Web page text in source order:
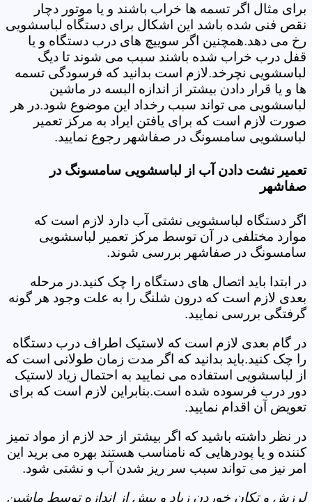
برای مثال اگر تسمه ها خراب باشند و یا موتور دچار
نقص فنی شده باشد این اشکال برای دستگاه لباسشویی
رخ می دهد.همچنین اگر سوییچ های درب دستگاه و یا
قفل درب خراب شده باشند سبب می شوند تا دیگ
لباسشویی نچرخد.لازم است بدانید که فرسودگی تسمه
ها و یا قرار دادن بیشتر از اندازه البسه در ماشین
لباسشویی می تواند سبب رخداد این موضوع شود.در هر
صورت لازم است که برای یافتن ایراد به مرکز تعمیر
لباسشویی سامسونگ در صفاشهر رجوع نمایید.
تعمیر نشت دادن آب از لباسشویی سامسونگ در
صفاشهر
اگر دستگاه لباسشویی نشتی آب دارد لازم است که
موارد مختلفی در آن توسط مرکز تعمیر لباسشویی
سامسونگ در صفاشهر بررسی شوند.
در ابتدا باید اتصال های دستگاه را چک کنید.در مرحله
بعدی لازم است که درون شلنگ را به علت وجود هر گونه
گرفتگی بررسی نمایید.
در گام بعدی لازم است که لاستیک اطراف درب دستگاه
را چک کنید.باید بدانید که اگر مدت زمان طولانی است که
از لباسشویی استفاده می نمایید به احتمال زیاد لاستیک
دور درب فرسوده شده است.بنابراین لازم است که برای
تعویض آن اقدام نمایید.
در نظر داشته باشید که اگر بیشتر از حد لازم از مواد تمیز
کننده و یا پودرهایی که نامناسب هستند بهره می برید این
امر نیز می تواند سبب سر ریز شدن آب و نشتی شود.
لرزش و تکان خوردن زیاد و بیش از اندازه توسط ماشین